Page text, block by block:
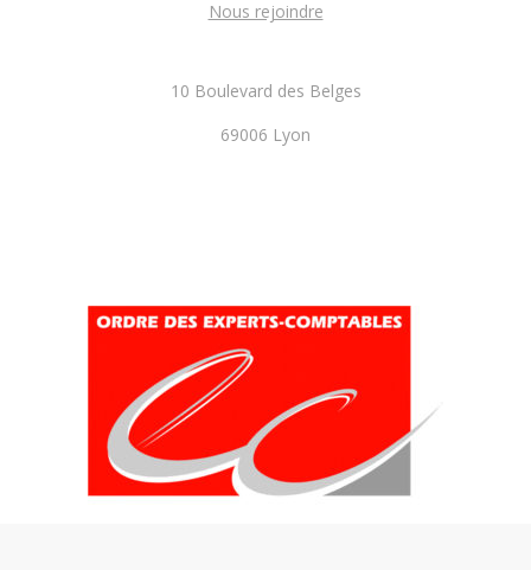
Nous rejoindre
10 Boulevard des Belges
69006 Lyon